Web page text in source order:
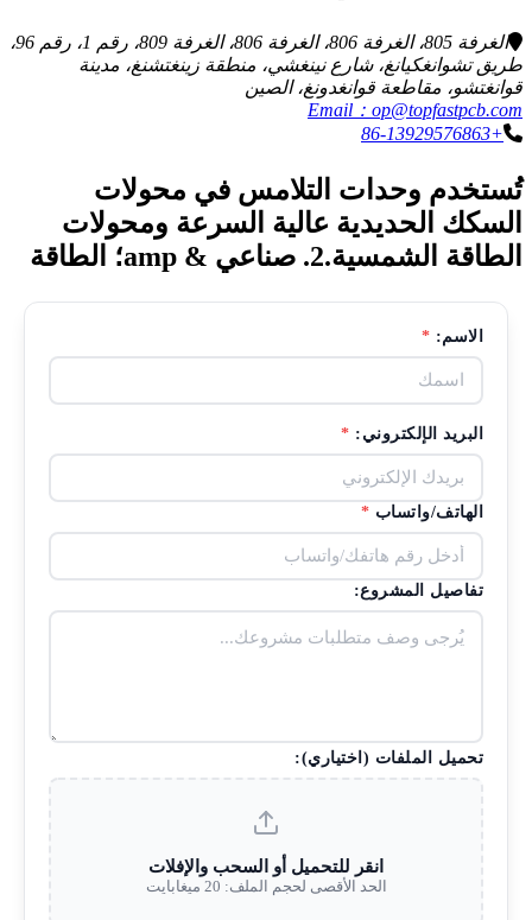
الغرفة 805، الغرفة 806، الغرفة 806، الغرفة 809، رقم 1، رقم 96،
طريق تشوانغكيانغ، شارع نينغشي، منطقة زينغتشنغ، مدينة
قوانغتشو، مقاطعة قوانغدونغ، الصين
Email：op@topfastpcb.com
+86-13929576863
تُستخدم وحدات التلامس في محولات
السكك الحديدية عالية السرعة ومحولات
الطاقة الشمسية.2. صناعي & amp؛ الطاقة
الاسم: *
البريد الإلكتروني: *
الهاتف/واتساب *
تفاصيل المشروع:
تحميل الملفات (اختياري):
انقر للتحميل أو السحب والإفلات
الحد الأقصى لحجم الملف: 20 ميغابايت